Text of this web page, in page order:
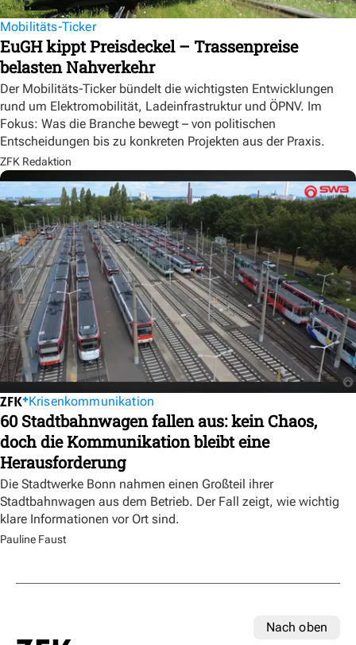
Mobilitäts-Ticker
EuGH kippt Preisdeckel – Trassenpreise
belasten Nahverkehr
Der Mobilitäts-Ticker bündelt die wichtigsten Entwicklungen
rund um Elektromobilität, Ladeinfrastruktur und ÖPNV. Im
Fokus: Was die Branche bewegt – von politischen
Entscheidungen bis zu konkreten Projekten aus der Praxis.
ZFK Redaktion
Krisenkommunikation
60 Stadtbahnwagen fallen aus: kein Chaos,
doch die Kommunikation bleibt eine
Herausforderung
Die Stadtwerke Bonn nahmen einen Großteil ihrer
Stadtbahnwagen aus dem Betrieb. Der Fall zeigt, wie wichtig
klare Informationen vor Ort sind.
Pauline Faust
Nach oben